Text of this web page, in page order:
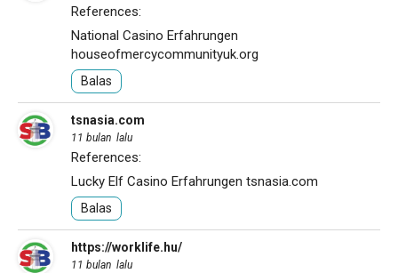
References:
National Casino Erfahrungen
houseofmercycommunityuk.org
Balas
tsnasia.com
11 bulan lalu
References:
Lucky Elf Casino Erfahrungen tsnasia.com
Balas
https://worklife.hu/
11 bulan lalu